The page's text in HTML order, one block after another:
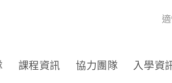
課程資訊 協力團隊 入學資